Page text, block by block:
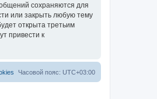
сохраняются для
или закрыть любую тему
открыта третьим
привести к
Часовой пояс: UTC+03:00